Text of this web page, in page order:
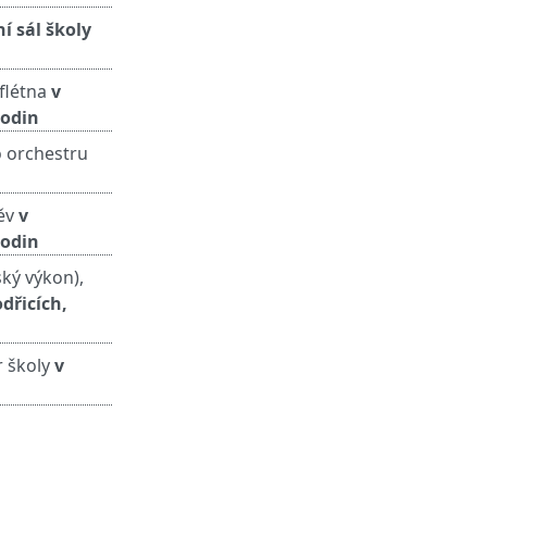
sál školy
v
orchestru
v
výkon),
školyv